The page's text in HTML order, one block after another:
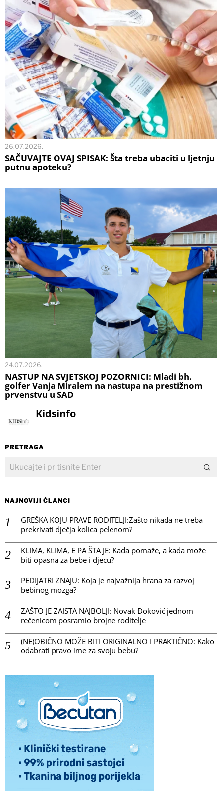
26.07.2026.
SAČUVAJTE OVAJ SPISAK: Šta treba ubaciti u ljetnju
putnu apoteku?
24.07.2026.
NASTUP NA SVJETSKOJ POZORNICI: Mladi bh.
golfer Vanja Miralem na nastupa na prestižnom
prvenstvu u SAD
Kidsinfo
PRETRAGA
NAJNOVIJI ČLANCI
GREŠKA KOJU PRAVE RODITELJI:Zašto nikada ne treba
prekrivati dječja kolica pelenom?
KLIMA, KLIMA, E PA ŠTA JE: Kada pomaže, a kada može
biti opasna za bebe i djecu?
PEDIJATRI ZNAJU: Koja je najvažnija hrana za razvoj
bebinog mozga?
ZAŠTO JE ZAISTA NAJBOLJI: Novak Đoković jednom
rečenicom posramio brojne roditelje
(NE)OBIČNO MOŽE BITI ORIGINALNO I PRAKTIČNO: Kako
odabrati pravo ime za svoju bebu?